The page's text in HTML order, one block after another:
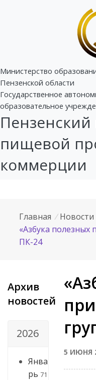
Министерство
Пензенской области
Государственное
образовательное
пищевой
коммерции
Главная / Новости
«Азбука полезных
ПК-24
Архив
новостей
2026
Янва
рь 71
5 ИЮНЯ